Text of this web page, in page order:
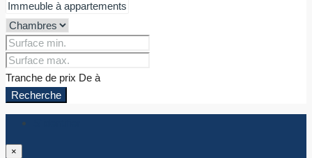
Tranche de prix De à
Recherche
×